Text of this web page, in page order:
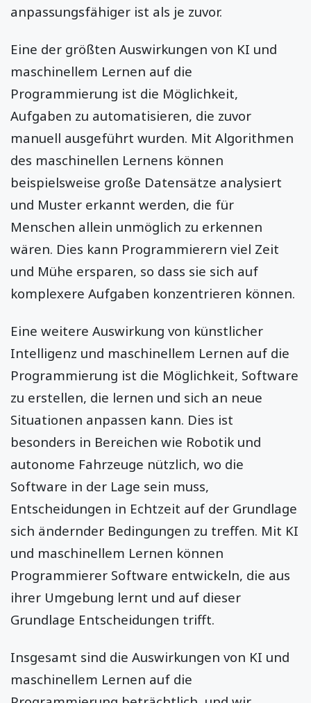
anpassungsfähiger ist als je zuvor.
Eine der größten Auswirkungen von KI und
maschinellem Lernen auf die
Programmierung ist die Möglichkeit,
Aufgaben zu automatisieren, die zuvor
manuell ausgeführt wurden. Mit Algorithmen
des maschinellen Lernens können
beispielsweise große Datensätze analysiert
und Muster erkannt werden, die für
Menschen allein unmöglich zu erkennen
wären. Dies kann Programmierern viel Zeit
und Mühe ersparen, so dass sie sich auf
komplexere Aufgaben konzentrieren können.
Eine weitere Auswirkung von künstlicher
Intelligenz und maschinellem Lernen auf die
Programmierung ist die Möglichkeit, Software
zu erstellen, die lernen und sich an neue
Situationen anpassen kann. Dies ist
besonders in Bereichen wie Robotik und
autonome Fahrzeuge nützlich, wo die
Software in der Lage sein muss,
Entscheidungen in Echtzeit auf der Grundlage
sich ändernder Bedingungen zu treffen. Mit KI
und maschinellem Lernen können
Programmierer Software entwickeln, die aus
ihrer Umgebung lernt und auf dieser
Grundlage Entscheidungen trifft.
Insgesamt sind die Auswirkungen von KI und
maschinellem Lernen auf die